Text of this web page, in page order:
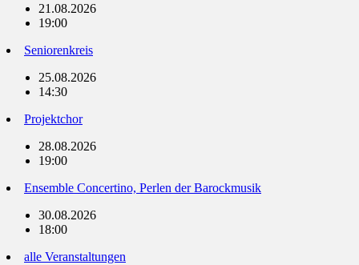
21.08.2026
19:00
Seniorenkreis
25.08.2026
14:30
Projektchor
28.08.2026
19:00
Ensemble Concertino, Perlen der Barockmusik
30.08.2026
18:00
alle Veranstaltungen